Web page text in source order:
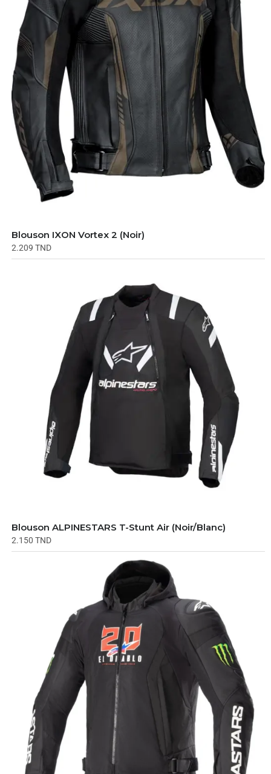
Blouson IXON Vortex 2 (Noir)
2.209 TND
Blouson ALPINESTARS T-Stunt Air (Noir/Blanc)
2.150 TND